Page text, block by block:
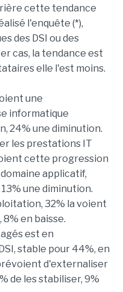
cette tendance
l'enquête (*),
des DSI ou des
cas, la tendance est
elle l'est moins.
une
informatique
24% une diminution.
les prestations IT
cette progression
applicatif,
une diminution.
32% la voient
en baisse.
est en
stable pour 44%, en
d'externaliser
de les stabiliser, 9%